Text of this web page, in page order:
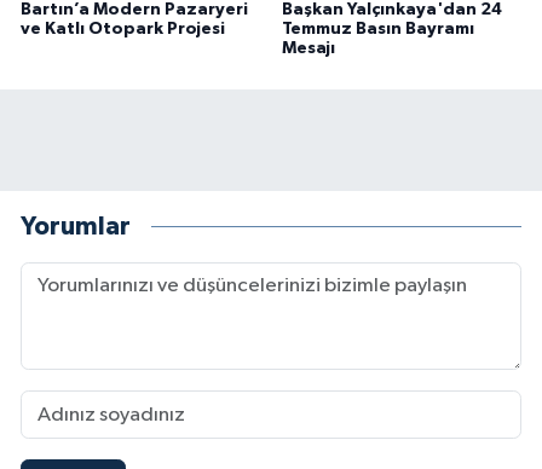
Bartın’a Modern Pazaryeri
ve Katlı Otopark Projesi
Başkan Yalçınkaya'dan 24
Temmuz Basın Bayramı
Mesajı
Yorumlar